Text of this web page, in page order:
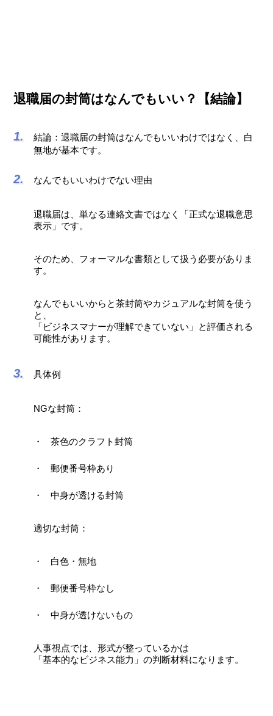
退職届の封筒はなんでもいい？【結論】
結論：退職届の封筒はなんでもいいわけではなく、白
無地が基本です。
なんでもいいわけでない理由
退職届は、単なる連絡文書ではなく「正式な退職意思
表示」です。
そのため、フォーマルな書類として扱う必要がありま
す。
なんでもいいからと茶封筒やカジュアルな封筒を使う
と、
「ビジネスマナーが理解できていない」と評価される
可能性があります。
具体例
NGな封筒：
茶色のクラフト封筒
郵便番号枠あり
中身が透ける封筒
適切な封筒：
白色・無地
郵便番号枠なし
中身が透けないもの
人事視点では、形式が整っているかは
「基本的なビジネス能力」の判断材料になります。